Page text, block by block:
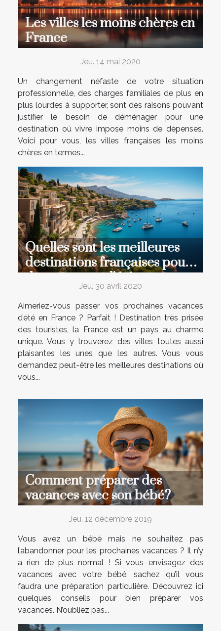
Les villes les moins chères en
France
Jeu. 14 mai 2020
Un changement néfaste de votre situation
professionnelle, des charges familiales de plus en
plus lourdes à supporter, sont des raisons pouvant
justifier le besoin de déménager pour une
destination où vivre impose moins de dépenses.
Voici pour vous, les villes françaises les moins
chères en termes...
Quelles sont les meilleures
destinations françaises pour
des vacances d’été
inoubliables ?Jeu. 30 avril 2020
Aimeriez-vous passer vos prochaines vacances
d’été en France ? Parfait ! Destination très prisée
des touristes, la France est un pays au charme
unique. Vous y trouverez des villes toutes aussi
plaisantes les unes que les autres. Vous vous
demandez peut-être les meilleures destinations où
vous...
Comment préparer des
vacances avec son bébé?
Jeu. 12 décembre 2019
Vous avez un bébé mais ne souhaitez pas
l’abandonner pour les prochaines vacances ? Il n’y
a rien de plus normal ! Si vous envisagez des
vacances avec votre bébé, sachez qu’il vous
faudra une préparation particulière. Découvrez ici
quelques conseils pour bien préparer vos
vacances. N’oubliez pas...